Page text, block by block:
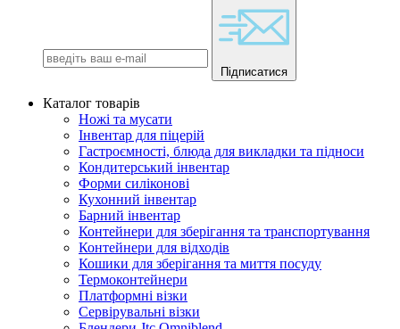
Підписатися
Каталог товарів
Ножі та мусати
Інвентар для піцерій
Гастроємності, блюда для викладки та підноси
Кондитерський інвентар
Форми силіконові
Кухонний інвентар
Барний інвентар
Контейнери для зберігання та транспортування
Контейнери для відходів
Кошики для зберігання та миття посуду
Термоконтейнери
Платформні візки
Сервірувальні візки